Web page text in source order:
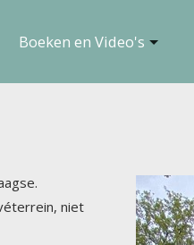
Boeken en Video's
niet